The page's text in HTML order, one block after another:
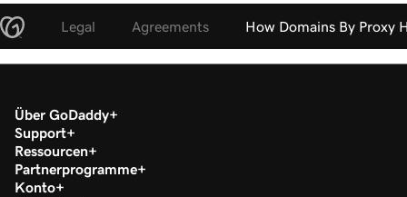
Legal Agreements How Domains By Proxy
Über GoDaddy
Support
Ressourcen
Partnerprogramme
Konto